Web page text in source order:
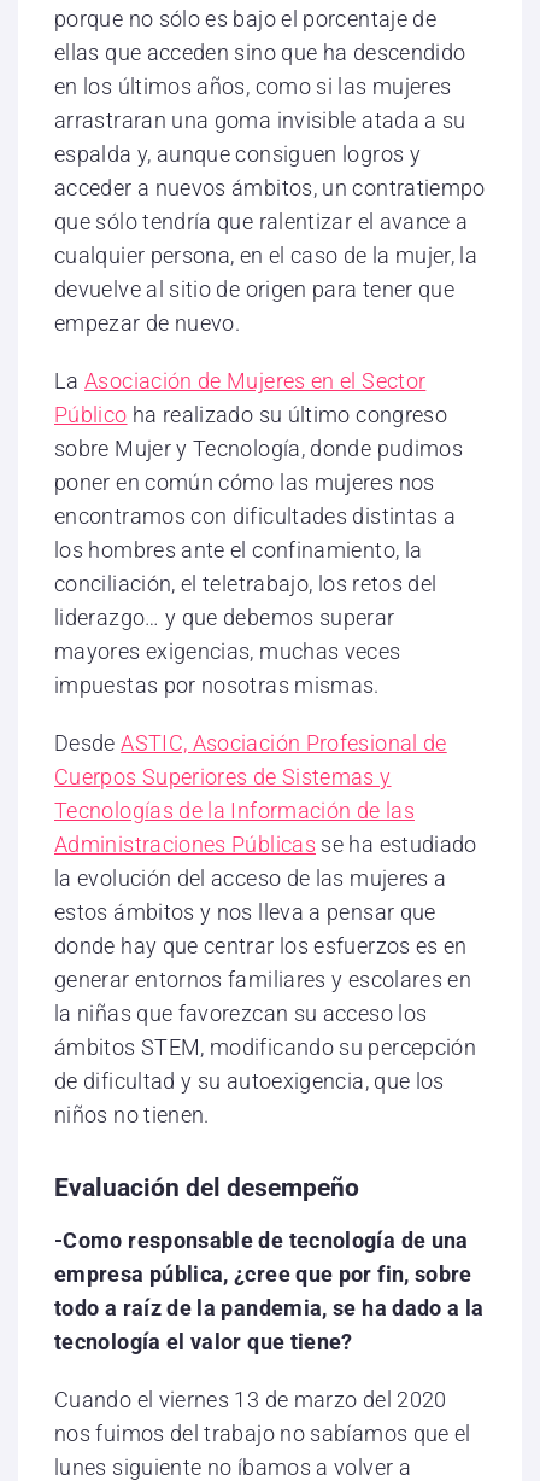
porque no sólo es bajo el porcentaje de
ellas que acceden sino que ha descendido
en los últimos años, como si las mujeres
arrastraran una goma invisible atada a su
espalda y, aunque consiguen logros y
acceder a nuevos ámbitos, un contratiempo
que sólo tendría que ralentizar el avance a
cualquier persona, en el caso de la mujer, la
devuelve al sitio de origen para tener que
empezar de nuevo.
LaAsociación de Mujeres en el Sector
Público ha realizado su último congreso
sobre Mujer y Tecnología, donde pudimos
poner en común cómo las mujeres nos
encontramos con dificultades distintas a
los hombres ante el confinamiento, la
conciliación, el teletrabajo, los retos del
liderazgo… y que debemos superar
mayores exigencias, muchas veces
impuestas por nosotras mismas.
DesdeASTIC, Asociación Profesional de
Cuerpos Superiores de Sistemas y
Tecnologías de la Información de las
Administraciones Públicas se ha estudiado
la evolución del acceso de las mujeres a
estos ámbitos y nos lleva a pensar que
donde hay que centrar los esfuerzos es en
generar entornos familiares y escolares en
la niñas que favorezcan su acceso los
ámbitos STEM, modificando su percepción
de dificultad y su autoexigencia, que los
niños no tienen.
Evaluación del desempeño
-Como responsable de tecnología de una
empresa pública, ¿cree que por fin, sobre
todo a raíz de la pandemia, se ha dado a la
tecnología el valor que tiene?
Cuando el viernes 13 de marzo del 2020
nos fuimos del trabajo no sabíamos que el
lunes siguiente no íbamos a volver a